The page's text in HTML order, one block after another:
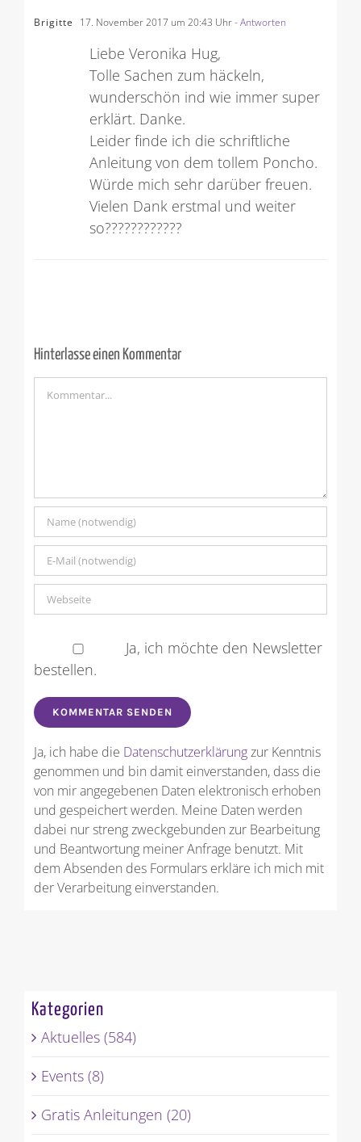
Brigitte 17. November 2017 um 20:43 Uhr- Antworten
Liebe Veronika Hug,
Tolle Sachen zum häckeln,
wunderschön ind wie immer super
erklärt. Danke.
Leider finde ich die schriftliche
Anleitung von dem tollem Poncho.
Würde mich sehr darüber freuen.
Vielen Dank erstmal und weiter
so????????????
Hinterlasse einen Kommentar
Ja, ich möchte den Newsletter
bestellen.
Ja, ich habe die Datenschutzerklärungzur Kenntnis
genommen und bin damit einverstanden, dass die
von mir angegebenen Daten elektronisch erhoben
und gespeichert werden. Meine Daten werden
dabei nur streng zweckgebunden zur Bearbeitung
und Beantwortung meiner Anfrage benutzt. Mit
dem Absenden des Formulars erkläre ich mich mit
der Verarbeitung einverstanden.
Kategorien
Aktuelles (584)
Events (8)
Gratis Anleitungen (20)